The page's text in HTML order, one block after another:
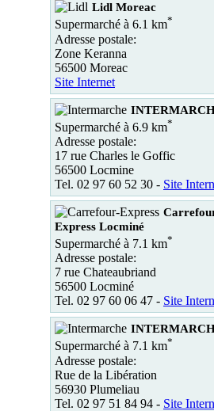
Lidl Moreac
Supermarché à 6.1 km*
Adresse postale:
Zone Keranna
56500 Moreac
Site Internet
Supermarché à 6.9 km*
Adresse postale:
17 rue Charles le Goffic
56500 Locmine
Tel. 02 97 60 52 30 - Site
Express Locminé
Supermarché à 7.1 km*
Adresse postale:
7 rue Chateaubriand
56500 Locminé
Tel. 02 97 60 06 47 - Site
Supermarché à 7.1 km*
Adresse postale:
Rue de la Libération
56930 Plumeliau
Tel. 02 97 51 84 94 - Site